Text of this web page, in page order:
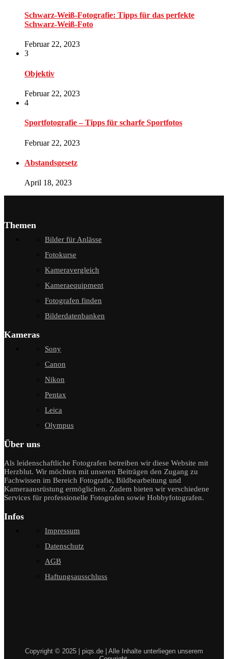
Schwarz-Weiß-Fotografie: Tipps für das perfekte
Schwarz-Weiß-Foto
Februar 22, 2023
3
Objektiv
Februar 22, 2023
4
Sportfotografie – Tipps für scharfe Sportfotos
Februar 22, 2023
Abstandsgesetz
April 18, 2023
Themen
Bilder für Anlässe
Fotokurse
Kameravergleich
Kameraequipment
Fotografen finden
Bilderdatenbanken
Kameras
Sony
Canon
Nikon
Pentax
Leica
Olympus
Über uns
Als leidenschaftliche Fotografen betreiben wir diese Website mit
Herzblut. Wir möchten mit unseren Beiträgen den Zugang zu
Fachwissen im Bereich Fotografie, Bildbearbeitung und
Kameraausrüstung ermöglichen. Zudem bieten wir verschiedene
Services für professionelle Fotografen sowie Hobbyfotografen.
Infos
Impressum
Datenschutz
AGB
Haftungsausschluss
Copyright © 2025 | piqs.de | Alle Inhalte unterliegen unserem